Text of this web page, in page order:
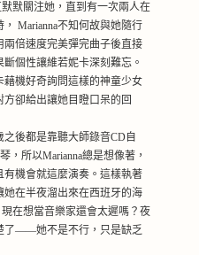
默關注她，直到有一次兩人在
Marianna不知何故與她隨行
兩倍速度完美彈完曲子後直接
個性讓維若妮卡深刻難忘 。
藉機好奇詢問這樣的神童少女
方卻給出讓她目瞪口呆的回
之後都是靠聽大師錄音CD自
，所以Marianna總是想像著，
有機會就這麼演奏。 這樣執著
她在半夜溜出來在西班牙的海
在想當音樂家還會太遲嗎？夜
了——她不是不行，只是缺乏